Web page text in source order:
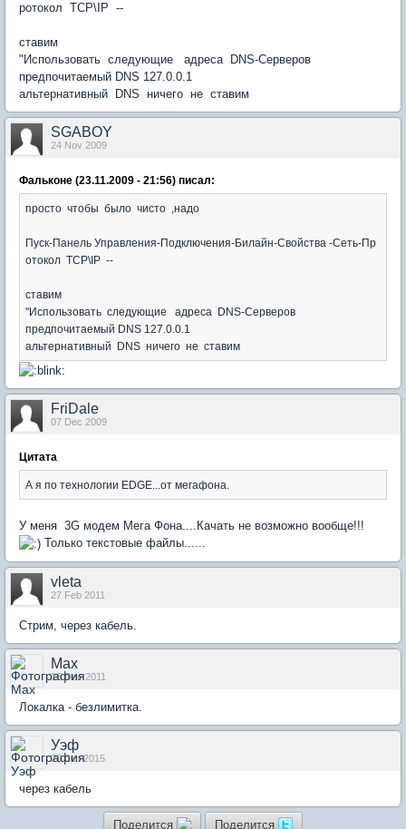
ротокол TCP\IP --
ставим
"Использовать следующие адреса DNS-Серверов
предпочитаемый DNS 127.0.0.1
альтернативный DNS ничего не ставим
SGABOY
24 Nov 2009
Фальконе (23.11.2009 - 21:56) писал:
просто чтобы было чисто ,надо
Пуск-Панель Управления-Подключения-Билайн-Свойства -Сеть-Пр
отокол TCP\IP --
ставим
"Использовать следующие адреса DNS-Серверов
предпочитаемый DNS 127.0.0.1
альтернативный DNS ничего не ставим
FriDale
07 Dec 2009
Цитата
А я по технологии EDGE...от мегафона.
У меня 3G модем Мега Фона....Качать не возможно вообще!!!
Только текстовые файлы......
vleta
27 Feb 2011
Стрим, через кабель.
Max
15 Dec 2011
Локалка - безлимитка.
Уэф
20 Oct 2015
через кабель
Поделится Поделится